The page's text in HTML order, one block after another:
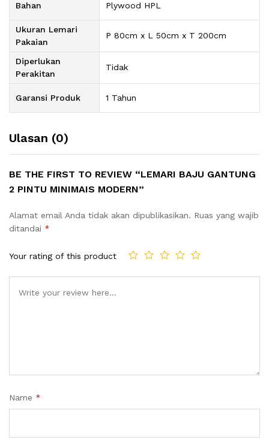
Bahan Plywood HPL
Ukuran Lemari
Pakaian
P 80cm x L 50cm x T 200cm
Diperlukan
Perakitan
Tidak
Garansi Produk 1 Tahun
Ulasan (0)
BE THE FIRST TO REVIEW “LEMARI BAJU GANTUNG
2 PINTU MINIMAIS MODERN”
Alamat email Anda tidak akan dipublikasikan. Ruas yang wajib
ditandai *
Your rating of this product
Name *